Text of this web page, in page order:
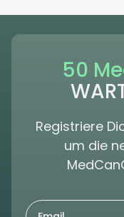
50
Registriere
um die